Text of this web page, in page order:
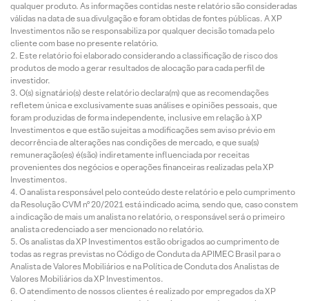
qualquer produto. As informações contidas neste relatório são consideradas
válidas na data de sua divulgação e foram obtidas de fontes públicas. A XP
Investimentos não se responsabiliza por qualquer decisão tomada pelo
cliente com base no presente relatório.
Este relatório foi elaborado considerando a classificação de risco dos
produtos de modo a gerar resultados de alocação para cada perfil de
investidor.
O(s) signatário(s) deste relatório declara(m) que as recomendações
refletem única e exclusivamente suas análises e opiniões pessoais, que
foram produzidas de forma independente, inclusive em relação à XP
Investimentos e que estão sujeitas a modificações sem aviso prévio em
decorrência de alterações nas condições de mercado, e que sua(s)
remuneração(es) é(são) indiretamente influenciada por receitas
provenientes dos negócios e operações financeiras realizadas pela XP
Investimentos.
O analista responsável pelo conteúdo deste relatório e pelo cumprimento
da Resolução CVM nº 20/2021 está indicado acima, sendo que, caso constem
a indicação de mais um analista no relatório, o responsável será o primeiro
analista credenciado a ser mencionado no relatório.
Os analistas da XP Investimentos estão obrigados ao cumprimento de
todas as regras previstas no Código de Conduta da APIMEC Brasil para o
Analista de Valores Mobiliários e na Política de Conduta dos Analistas de
Valores Mobiliários da XP Investimentos.
O atendimento de nossos clientes é realizado por empregados da XP